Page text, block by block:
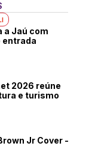
a Jaú com
entrada
2026 reúne
e turismo
Jr Cover -